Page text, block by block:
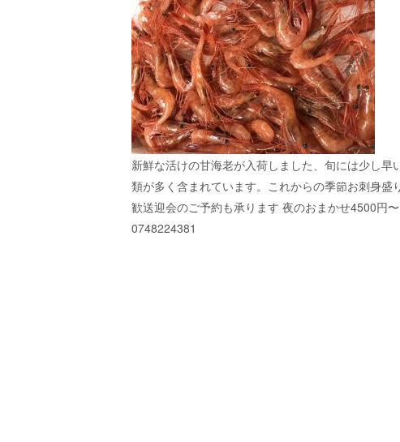
新鮮な活けの甘海老が入荷しました、旬には少し
類が多く含まれています。これからの季節お刺身盛
歓送迎会のご予約も承ります 夜のおまかせ4500円〜
0748224381